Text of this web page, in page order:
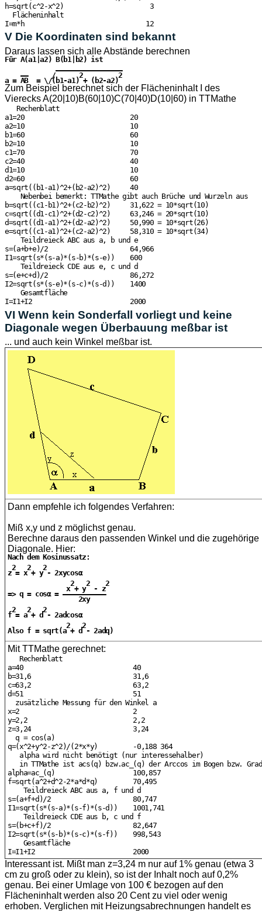
h=sqrt(c^2-x^2)                      3
  Flächeninhalt
I=m*h                               12
V Die Koordinaten sind bekannt
Daraus lassen sich alle Abstände berechnen
Für A(a1|a2) B(b1|b2) ist
             —————————————————
    ——      /      2         2
a = AB  = \/(b1-a1) + (b2-a2)
Zum Beispiel berechnet sich der Flächeninhalt I des
Vierecks A(20|10)B(60|10)C(70|40)D(10|60) in TTMathe
   Rechenblatt
a1=20                           20
a2=10                           10
b1=60                           60
b2=10                           10
c1=70                           70
c2=40                           40
d1=10                           10
d2=60                           60
a=sqrt((b1-a1)^2+(b2-a2)^2)     40
    Nebenbei bemerkt: TTMathe gibt auch Brüche und Wurzeln aus
b=sqrt((c1-b1)^2+(c2-b2)^2)     31,622 = 10*sqrt(10)
c=sqrt((d1-c1)^2+(d2-c2)^2)     63,246 = 20*sqrt(10)
d=sqrt((d1-a1)^2+(d2-a2)^2)     50,990 = 10*sqrt(26)
e=sqrt((c1-a1)^2+(c2-a2)^2)     58,310 = 10*sqrt(34)
    Teildreieck ABC aus a, b und e
s=(a+b+e)/2                     64,966
I1=sqrt(s*(s-a)*(s-b)*(s-e))    600
    Teildreieck CDE aus e, c und d
s=(e+c+d)/2                     86,272
I2=sqrt(s*(s-e)*(s-c)*(s-d))    1400
    Gesamtfläche
VI Wenn kein Sonderfall vorliegt und keine
Diagonale wegen Überbauung meßbar ist
... und auch kein Winkel meßbar ist.
Dann empfehle ich folgendes Verfahren:
Miß x,y und z möglichst genau.
Berechne daraus den passenden Winkel und die zugehörige
Diagonale. Hier:
Nach dem Kosinussatz:
2   2   2
z = x + y - 2xycosα
                2   2    2
               x + y  - z
=> q = cosα = ———————————
                  2xy
2   2   2
f = a + d - 2adcosα
               2   2
Also f = sqrt(a + d - 2adq)
Mit TTMathe gerechnet:
   Rechenblatt
a=40                            40
b=31,6                          31,6
c=63,2                          63,2
d=51                            51
  zusätzliche Messung für den Winkel a
x=2                             2
y=2,2                           2,2
z=3,24                          3,24
  q = cos(a)
q=(x^2+y^2-z^2)/(2*x*y)         -0,188 364
   alpha wird nicht benötigt (nur interessehalber)
in TTMathe ist acs(q) bzw.ac_(q) der Arccos im Bogen bzw.
alpha=ac_(q)                    100,857
f=sqrt(a^2+d^2-2*a*d*q)         70,495
    Teildreieck ABC aus a, f und d
s=(a+f+d)/2                     80,747
I1=sqrt(s*(s-a)*(s-f)*(s-d))    1001,741
    Teildreieck CDE aus b, c und f
s=(b+c+f)/2                     82,647
I2=sqrt(s*(s-b)*(s-c)*(s-f))    998,543
    Gesamtfläche
Interessant ist. Mißt man z=3,24 m nur auf 1% genau (etwa 3
cm zu groß oder zu klein), so ist der Inhalt noch auf 0,2%
genau. Bei einer Umlage von 100 € bezogen auf den
Flächeninhalt werden also 20 Cent zu viel oder wenig
erhoben. Verglichen mit Heizungsabrechnungen handelt es